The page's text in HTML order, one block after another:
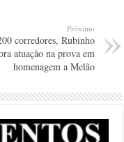
Próximo
corredores, Rubinho
atuação na prova em
homenagem a Melão